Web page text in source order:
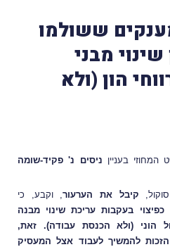
ששולמו
מבני
הון (ולא
בעניין ניסים נ' פקיד-שומה
קיבל את הערעור, וקבע, כי
בעקבות עריכת שינוי מבנה
הוני (ולא הכנסת עבודה).
זאת,
הזכות להמשיך לעבוד אצל המעסיק